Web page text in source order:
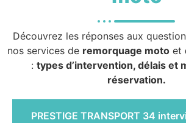
Découvrez les réponses aux
nos services de remorquage moto et
: types d’intervention, délais et
réservation.
PRESTIGE TRANSPORT 34